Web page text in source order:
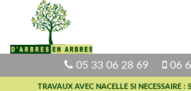
05 33 06 28 69 06
TRAVAUX AVEC NACELLE SI NECESSAIRE :